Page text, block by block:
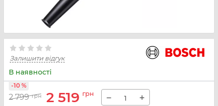
Залишити відгук
В наявності
2 799 грн 2 519 грн
-10 %
− +